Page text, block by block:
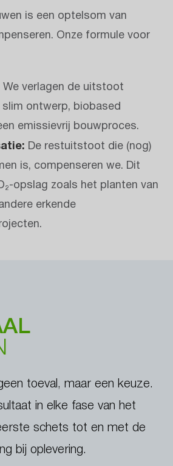
is een optelsom van
Onze formule voor
We verlagen de uitstoot
ontwerp, biobased
emissievrij bouwproces.
De restuitstoot die (nog)
is, compenseren we. Dit
opslag zoals het planten van
erkende
toeval, maar een keuze.
in elke fase van het
schets tot en met de
bij oplevering.